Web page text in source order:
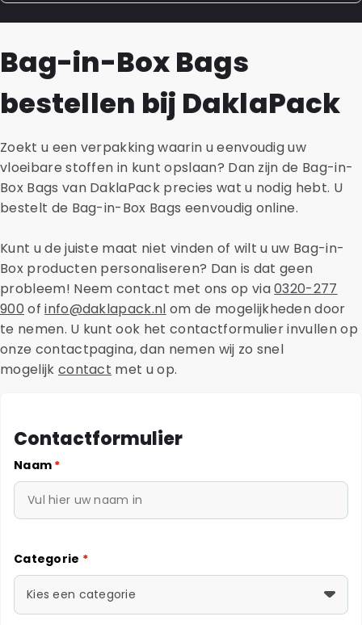
petrochemische toevoegingen en verf. Bestaat de
verpakkingsoplossing voor u nog niet? Dan kan ons
eigen innovatie-team een gelamineerde verpakking
op maat ontwikkelen die voldoet aan de specificaties
is opgebouwd uit lagen van mono-materiaal, dus één
type kunststof zoals PE of PP, is deze goed
recyclebaar. Als duurzaamheid voor u een belangrijke
factor is, adviseren wij u graag over de mogelijkheden.
Bag-in-Box Bags
bestellen bij DaklaPack
Zoekt u een verpakking waarin u eenvoudig uw
vloeibare stoffen in kunt opslaan? Dan zijn de Bag-in-
Box Bags van DaklaPack precies wat u nodig hebt. U
bestelt de Bag-in-Box Bags eenvoudig online.
Kunt u de juiste maat niet vinden of wilt u uw Bag-in-
Box producten personaliseren? Dan is dat geen
probleem! Neem contact met ons op via0320-277
900 ofinfo@daklapack.nl om de mogelijkheden door
te nemen. U kunt ook het contactformulier invullen op
onze contactpagina, dan nemen wij zo snel
mogelijk contact met u op.
Contactformulier
Naam *
Categorie *
Kies een categorie